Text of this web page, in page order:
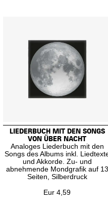
LIEDERBUCH MIT DEN SONGS
VON ÜBER NACHT
Analoges Liederbuch mit den
Songs des Albums inkl.
und Akkorde. Zu- und
abnehmende Mondgrafik auf 13
Seiten, Silberdruck
Eur 4,59